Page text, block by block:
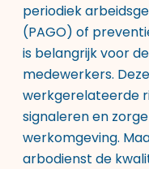
periodiek
(PAGO) of
is belangrijk voor
medewerkers.
werkgerelateerde
signaleren en
werkomgeving.
arbodienst de